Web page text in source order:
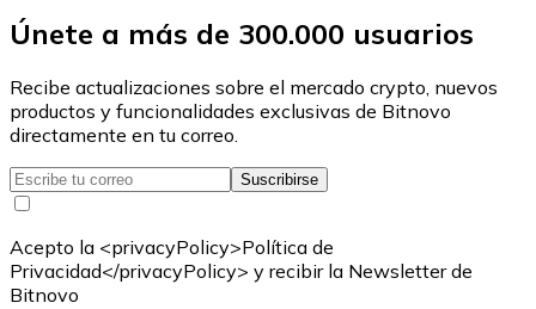
Únete a más de 300.000 usuarios
Recibe actualizaciones sobre el mercado crypto, nuevos
productos y funcionalidades exclusivas de Bitnovo
directamente en tu correo.
Suscribirse
Acepto la <privacyPolicy>Política de
Privacidad</privacyPolicy> y recibir la Newsletter de
Bitnovo